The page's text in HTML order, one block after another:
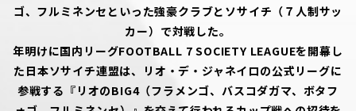
ゴ、フルミネンセといった強豪クラブとソサイチ（７人制サッ
カー）で対戦した。
年明けに国内リーグFOOTBALL 7 SOCIETY LEAGUEを開幕し
た日本ソサイチ連盟は、リオ・デ・ジャネイロの公式リーグに
参戦する『リオのBIG4（フラメンゴ、バスコダガマ、ボタフ